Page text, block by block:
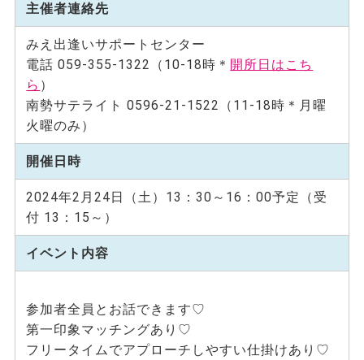
主催者連絡先
みえ出逢いサポートセンター
電話 059-355-1322（10-18時＊ 開所日はこち
ら ）
南勢サテライト 0596-21-1522（11-18時＊月曜
火曜のみ）
開催日時
2024年2月24日（土）13：30～16：00予定（受
付 13：15～）
イベント内容
参加者全員とお話できます♡
第一印象マッチングあり♡
フリータイムでアプローチしやすい仕掛けあり♡